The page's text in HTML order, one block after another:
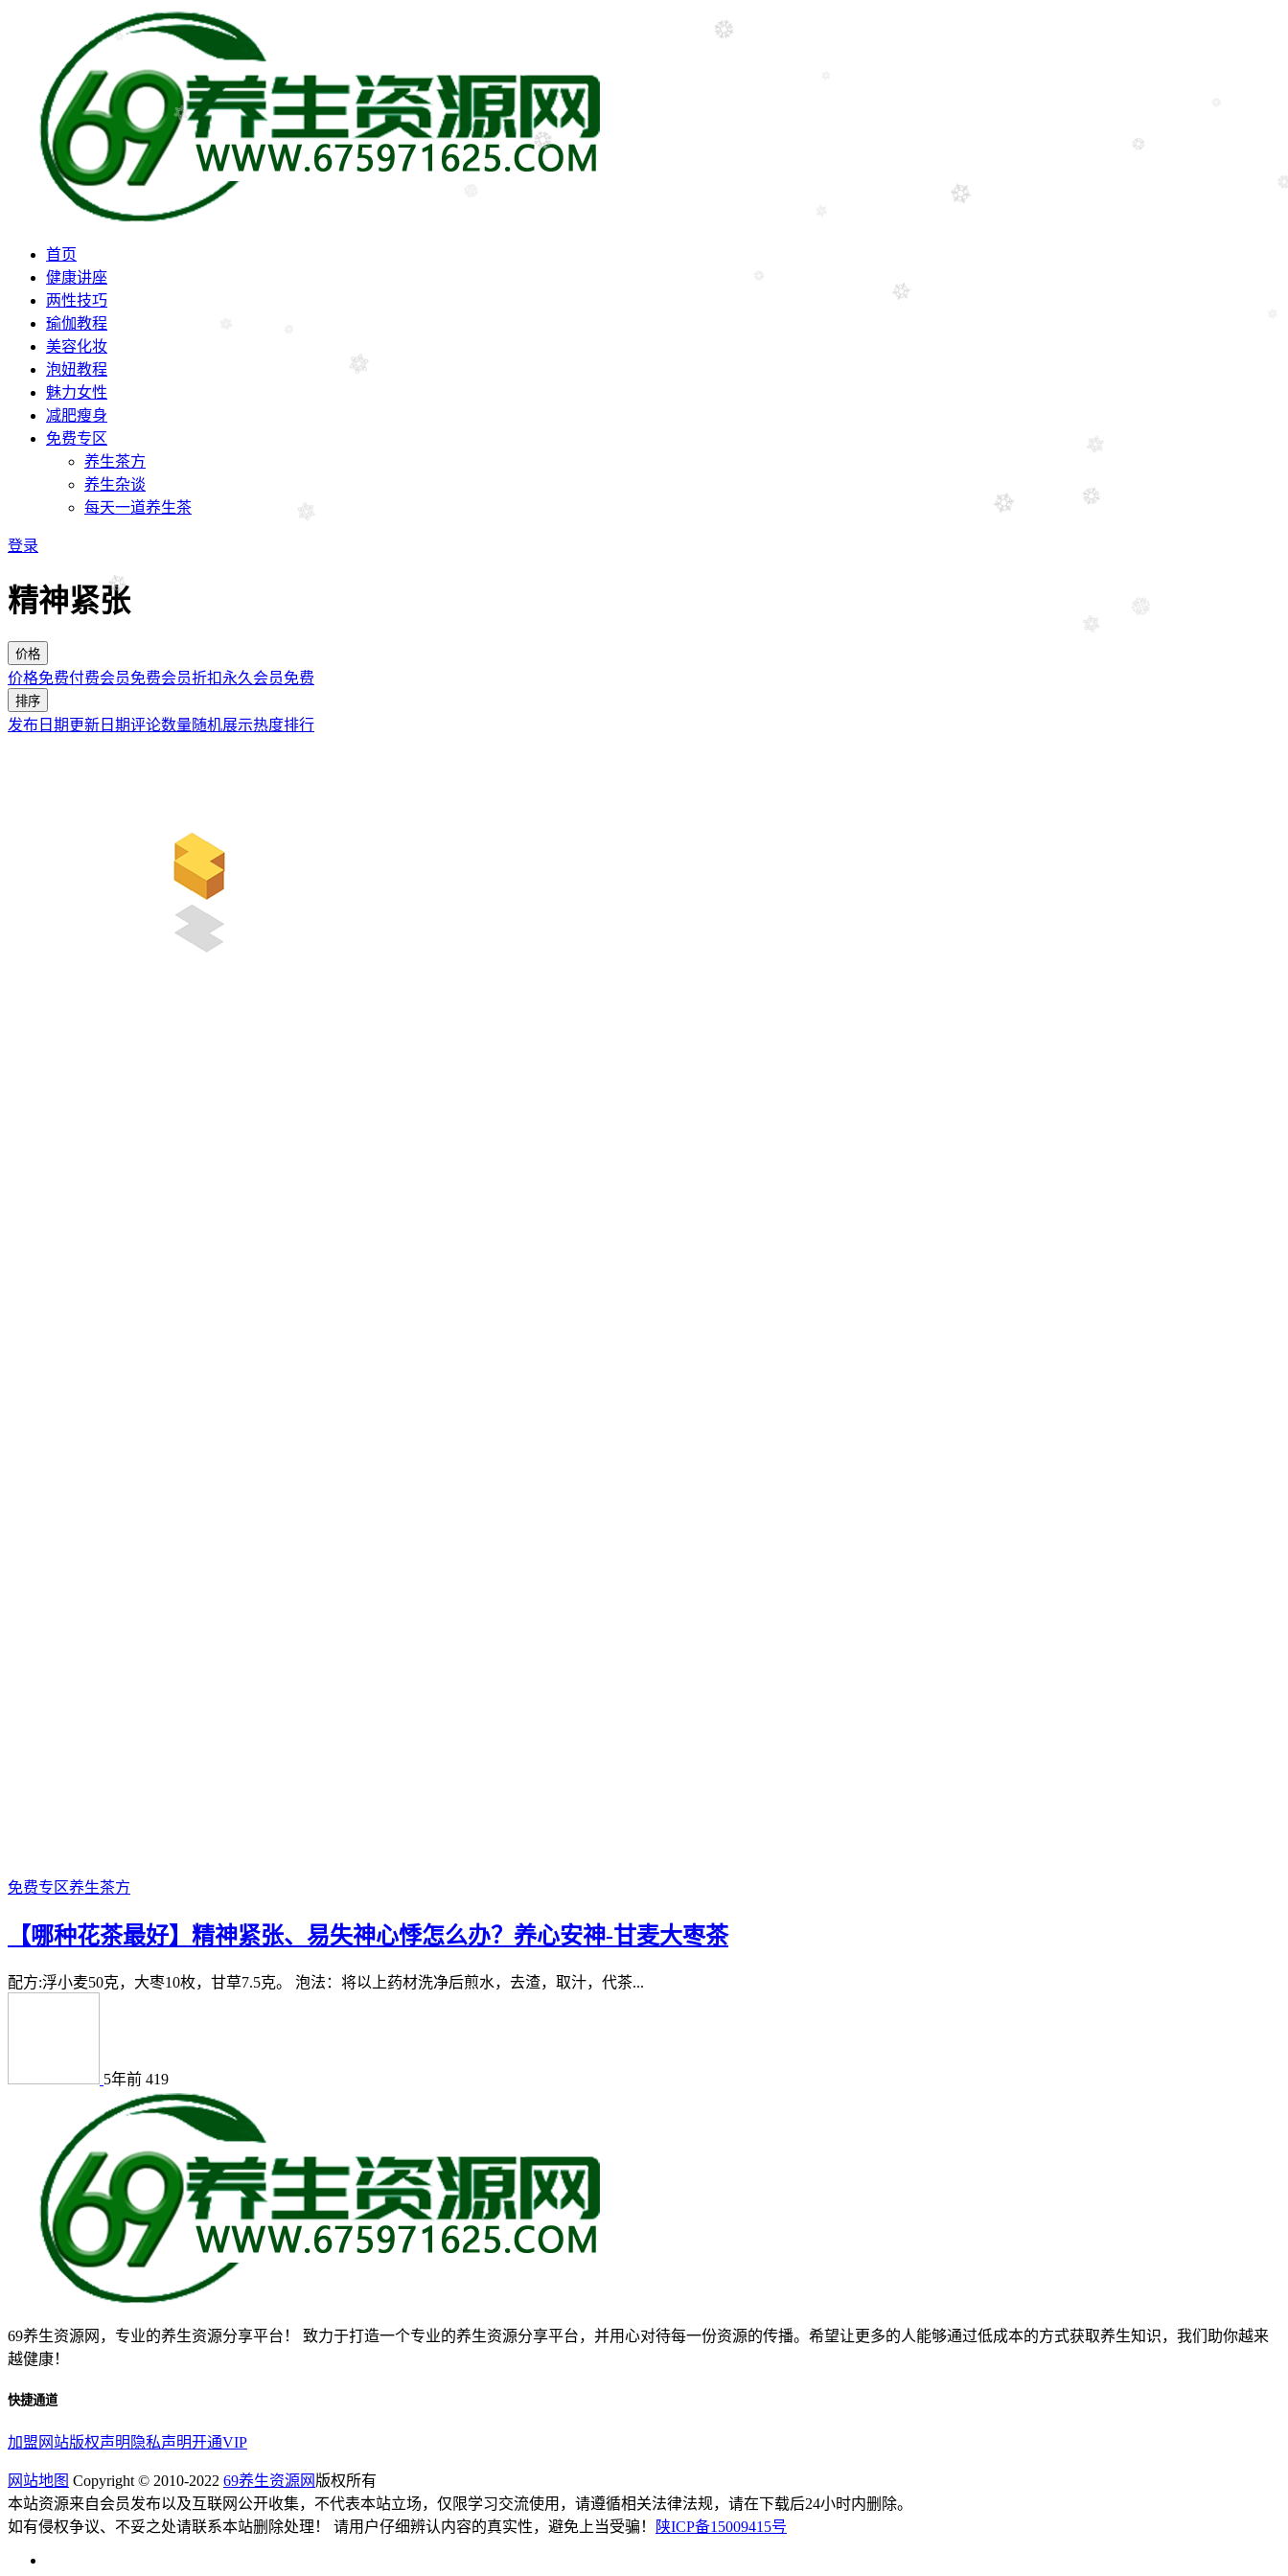
首页
健康讲座
两性技巧
瑜伽教程
美容化妆
泡妞教程
魅力女性
减肥瘦身
免费专区
养生茶方
养生杂谈
每天一道养生茶
登录
精神紧张
价格
价格免费付费会员免费会员折扣永久会员免费
排序
发布日期 更新日期评论数量随机展示热度排行
免费专区养生茶方
【哪种花茶最好】精神紧张、易失神心悸怎么办？养心安神-甘麦大枣茶
配方:浮小麦50克，大枣10枚，甘草7.5克。 泡法：将以上药材洗净后煎水，去渣，取汁，代茶...
5年前 419
69养生资源网，专业的养生资源分享平台！ 致力于打造一个专业的养生资源分享平台，并用心对待每一份资源的传播。希望让更多的人能够通过低成本的方式获取养生知识，我们助你越来
越健康！
快捷通道
加盟网站版权声明 隐私声明开通VIP
网站地图 Copyright © 2010-2022 69养生资源网 版权所有
本站资源来自会员发布以及互联网公开收集，不代表本站立场，仅限学习交流使用，请遵循相关法律法规，请在下载后24小时内删除。
如有侵权争议、不妥之处请联系本站删除处理！ 请用户仔细辨认内容的真实性，避免上当受骗！
陕ICP备15009415号